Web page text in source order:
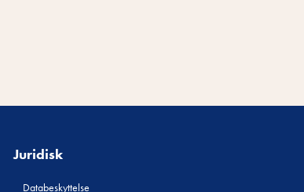
Juridisk
Databeskyttelse